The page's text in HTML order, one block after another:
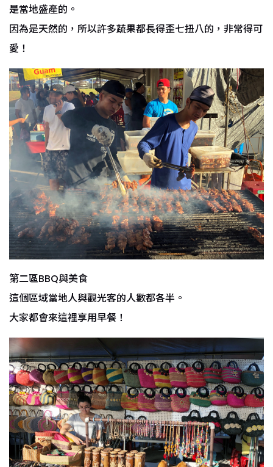
是當地盛產的。
因為是天然的，所以許多蔬果都長得歪七扭八的，非常得可
愛！
第二區BBQ與美食
這個區域當地人與觀光客的人數都各半。
大家都會來這裡享用早餐！